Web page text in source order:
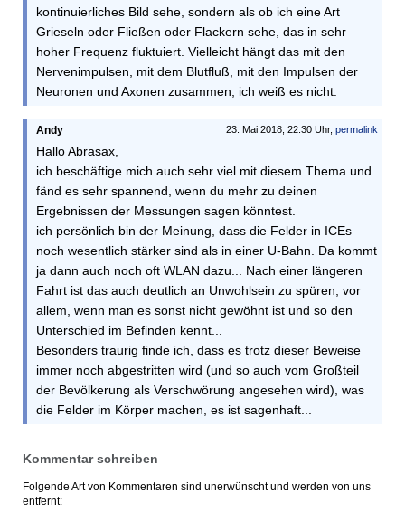
kontinuierliches Bild sehe, sondern als ob ich eine Art
Grieseln oder Fließen oder Flackern sehe, das in sehr
hoher Frequenz fluktuiert. Vielleicht hängt das mit den
Nervenimpulsen, mit dem Blutfluß, mit den Impulsen der
Neuronen und Axonen zusammen, ich weiß es nicht.
23. Mai 2018, 22:30 Uhr, permalink
Andy
Hallo Abrasax,
ich beschäftige mich auch sehr viel mit diesem Thema und
fänd es sehr spannend, wenn du mehr zu deinen
Ergebnissen der Messungen sagen könntest.
ich persönlich bin der Meinung, dass die Felder in ICEs
noch wesentlich stärker sind als in einer U-Bahn. Da kommt
ja dann auch noch oft WLAN dazu... Nach einer längeren
Fahrt ist das auch deutlich an Unwohlsein zu spüren, vor
allem, wenn man es sonst nicht gewöhnt ist und so den
Unterschied im Befinden kennt...
Besonders traurig finde ich, dass es trotz dieser Beweise
immer noch abgestritten wird (und so auch vom Großteil
der Bevölkerung als Verschwörung angesehen wird), was
die Felder im Körper machen, es ist sagenhaft...
Kommentar schreiben
Folgende Art von Kommentaren sind unerwünscht und werden von uns
entfernt: